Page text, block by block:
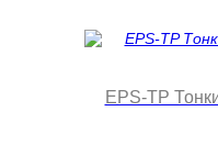
EPS-TP